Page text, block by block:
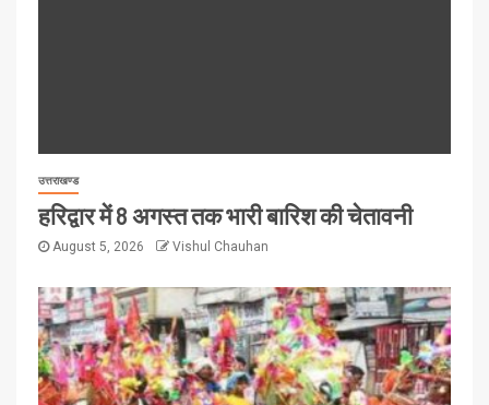
उत्तराखण्ड
हरिद्वार में 8 अगस्त तक भारी बारिश की चेतावनी
August 5, 2026 Vishul Chauhan